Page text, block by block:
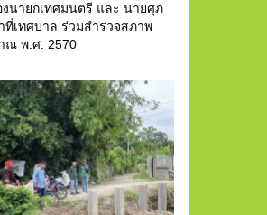
นายกเทศมนตรี และ นายศุภ
เทศบาล ร่วมสำรวจสภาพ
ณ พ.ศ. 2570